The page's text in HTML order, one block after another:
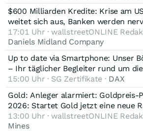
$600 Milliarden Kredite: Krise am
weitet sich aus, Banken werden
17:01 Uhr · wallstreetONLINE
Daniels Midland Company
Up to date via Smartphone: Unser
– Ihr täglicher Begleiter rund um
15:00 Uhr · SG Zertifikate · DAX
Gold: Anleger alarmiert: Goldpreis-
2026: Startet Gold jetzt eine neue
13:00 Uhr · wallstreetONLINE
Mines